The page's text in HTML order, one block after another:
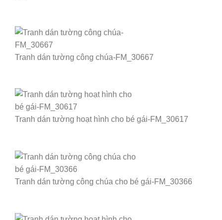
Tranh dán tường công chúa-FM_30667
Tranh dán tường hoạt hình cho bé gái-FM_30617
Tranh dán tường công chúa cho bé gái-FM_30366